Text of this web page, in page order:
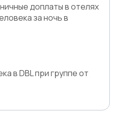
доплаты в отелях
за ночь в
в DBL при группе от